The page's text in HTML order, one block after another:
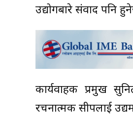
उद्योगबारे संवाद पनि
कार्यवाहक प्रमुख
रचनात्मक सीपलाई